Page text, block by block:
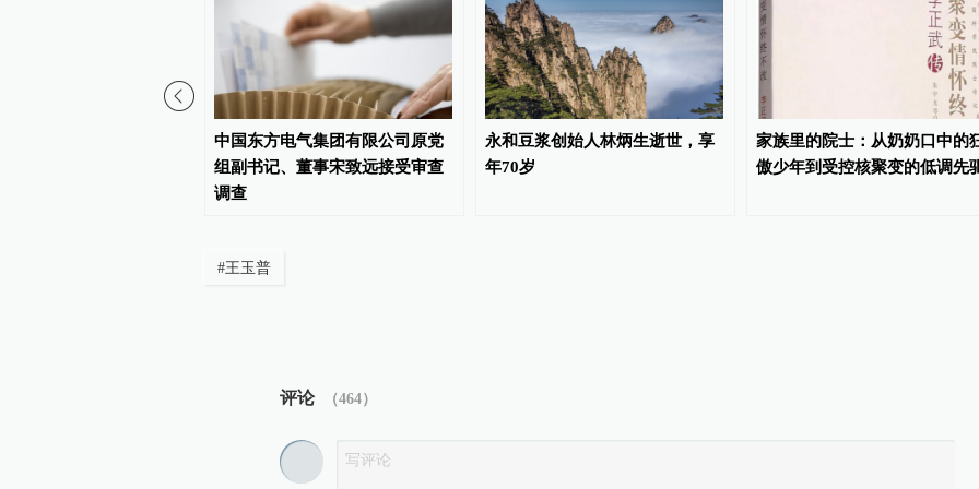
中国东方电气集团有限公司原党
组副书记、董事宋致远接受审查
调查
永和豆浆创始人林炳生逝世，享
年70岁
家族里的院士：从奶奶口中的
傲少年到受控核聚变的低调先
#王玉普
评论 （464）